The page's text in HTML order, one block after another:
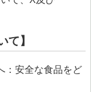
（50音順）
て】
：安全な食品をど